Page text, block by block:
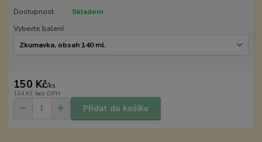
Dostupnost
Skladem
Vyberte balení
150 Kč/ks
134 Kč bez DPH
Přidat do košíku